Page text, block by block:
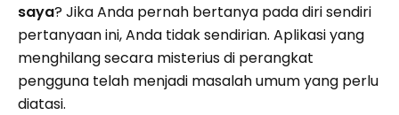
saya? Jika Anda pernah bertanya pada diri sendiri
pertanyaan ini, Anda tidak sendirian. Aplikasi yang
menghilang secara misterius di perangkat
pengguna telah menjadi masalah umum yang perlu
diatasi.